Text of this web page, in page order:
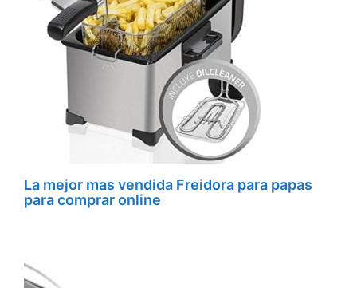
La mejor mas vendida Freidora para papas
para comprar online